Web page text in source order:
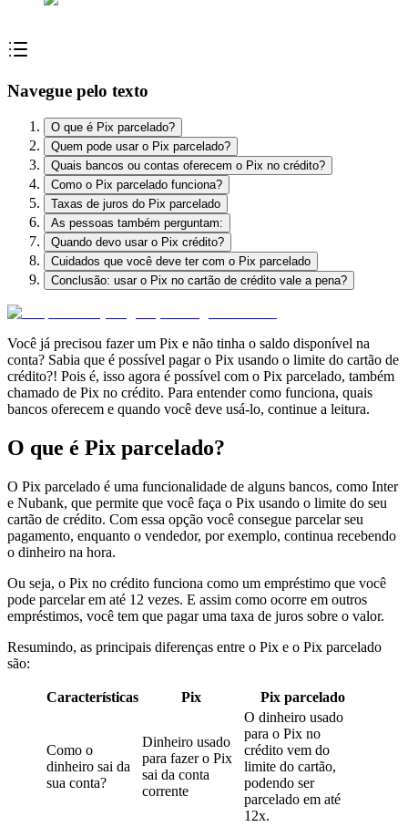
Navegue pelo texto
O que é Pix parcelado?
Quem pode usar o Pix parcelado?
Quais bancos ou contas oferecem o Pix no crédito?
Como o Pix parcelado funciona?
Taxas de juros do Pix parcelado
As pessoas também perguntam:
Quando devo usar o Pix crédito?
Cuidados que você deve ter com o Pix parcelado
Conclusão: usar o Pix no cartão de crédito vale a pena?
Você já precisou fazer um Pix e não tinha o saldo disponível na
conta? Sabia que é possível pagar o Pix usando o limite do cartão de
crédito?! Pois é, isso agora é possível com o Pix parcelado, também
chamado de Pix no crédito. Para entender como funciona, quais
bancos oferecem e quando você deve usá-lo, continue a leitura.
O que é Pix parcelado?
O Pix parcelado é uma funcionalidade de alguns bancos, como Inter
e Nubank, que permite que você faça o Pix usando o limite do seu
cartão de crédito. Com essa opção você consegue parcelar seu
pagamento, enquanto o vendedor, por exemplo, continua recebendo
o dinheiro na hora.
Ou seja, o Pix no crédito funciona como um empréstimo que você
pode parcelar em até 12 vezes. E assim como ocorre em outros
empréstimos, você tem que pagar uma taxa de juros sobre o valor.
Resumindo, as principais diferenças entre o Pix e o Pix parcelado
são:
Características Pix Pix parcelado
Como o
dinheiro sai da
sua conta?
Dinheiro usado
para fazer o Pix
sai da conta
corrente
O dinheiro usado
para o Pix no
crédito vem do
limite do cartão,
podendo ser
parcelado em até
12x.